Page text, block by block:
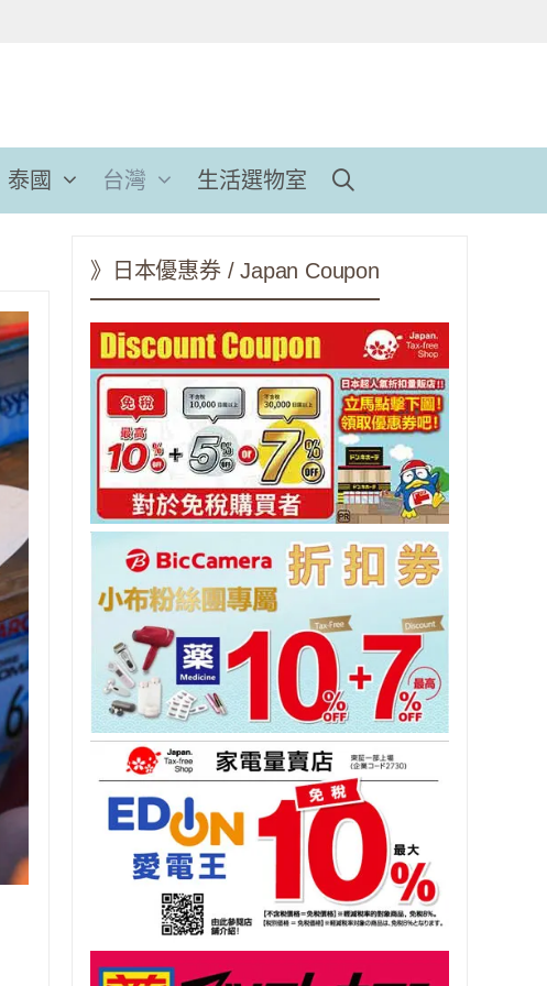
泰國 台灣 生活選物室
》日本優惠券 / Japan Coupon